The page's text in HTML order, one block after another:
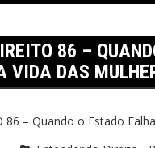
86 –
VIDA DAS